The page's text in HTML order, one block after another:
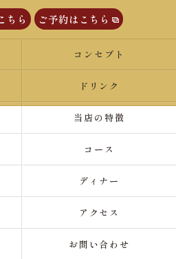
ちら ご予約はこちら
コンセプト
ドリンク
当店の特徴
コース
ディナー
アクセス
お問い合わせ